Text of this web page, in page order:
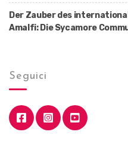
Der Zauber des
Amalfi: Die Sycamore
Seguici